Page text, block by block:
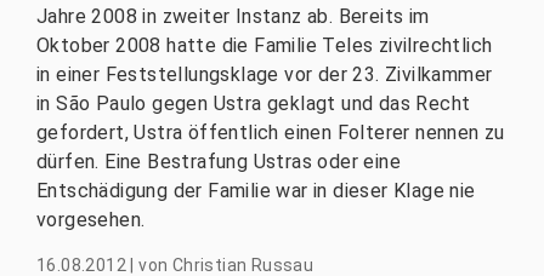
Jahre 2008 in zweiter Instanz ab. Bereits im
Oktober 2008 hatte die Familie Teles zivilrechtlich
in einer Feststellungsklage vor der 23. Zivilkammer
in São Paulo gegen Ustra geklagt und das Recht
gefordert, Ustra öffentlich einen Folterer nennen zu
dürfen. Eine Bestrafung Ustras oder eine
Entschädigung der Familie war in dieser Klage nie
vorgesehen.
16.08.2012 |von Christian Russau